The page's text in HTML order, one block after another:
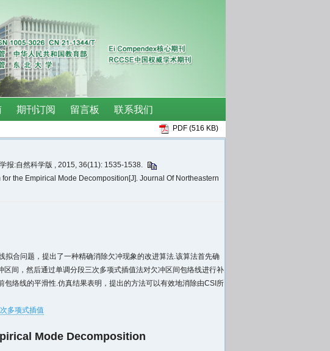
PDF (516 KB)
报:自然科学版 , 2015, 36(11): 1535-1538.
the Empirical Mode Decomposition[J]. Journal Of Northeastern
合问题，提出了一种精确消除欠冲现象的改进算法.该算法首先确
间，然后通过单调分段三次多项式插值法对欠冲区间包络线进行补
络线的平滑性.仿真结果表明，提出的方法可以有效地消除由CSI所
多项式插值
Mode Decomposition